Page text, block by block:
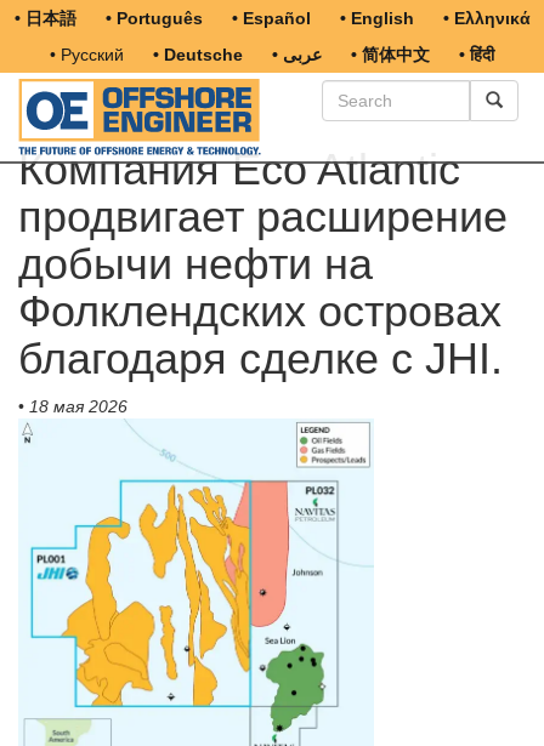
• 日本語 • Português • Español • English
• Ελληνικά
• Русский
• Deutsche • عربى • 简体中文 • हिंदी
Компания Eco Atlantic
продвигает расширение
добычи нефти на
Фолклендских островах
благодаря сделке с JHI.
• 18 мая 2026